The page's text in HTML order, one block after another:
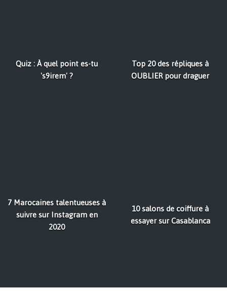
Quiz : À quel point es-tu
's9irem' ?
Top 20 des répliques à
OUBLIER pour draguer
7 Marocaines talentueuses à
suivre sur Instagram en
2020
10 salons de coiffure à
essayer sur Casablanca